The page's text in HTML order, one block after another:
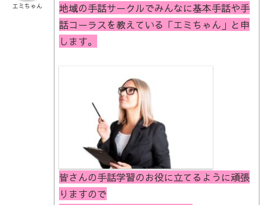
エミちゃん
地域の手話サークルでみんなに基本手話や手
話コーラスを教えている「エミちゃん」と申
します。
皆さんの手話学習のお役に立てるように頑張
りますので